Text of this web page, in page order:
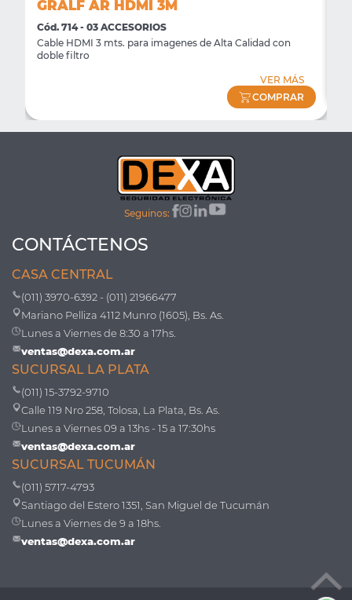
GRALF AR HDMI 3M
Cód. 714 - 03 ACCESORIOS
Cable HDMI 3 mts. para imagenes de Alta Calidad con
doble filtro
VER MÁS
COMPRAR
Seguinos:
CONTÁCTENOS
CASA CENTRAL
(011) 3970-6392 - (011) 21966477
Mariano Pelliza 4112 Munro (1605), Bs. As.
Lunes a Viernes de 8:30 a 17hs.
ventas@dexa.com.ar
SUCURSAL LA PLATA
(011) 15-3792-9710
Calle 119 Nro 258, Tolosa, La Plata, Bs. As.
Lunes a Viernes 09 a 13hs - 15 a 17:30hs
ventas@dexa.com.ar
SUCURSAL TUCUMÁN
(011) 5717-4793
Santiago del Estero 1351, San Miguel de Tucumán
Lunes a Viernes de 9 a 18hs.
ventas@dexa.com.ar